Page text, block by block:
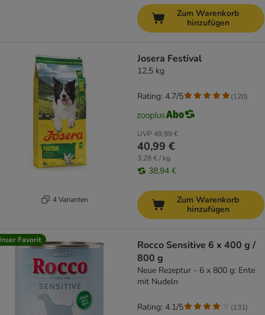
Zum Warenkorb
hinzufügen
4 Varianten
Josera Festival
12,5 kg
UVP 49,99 €
40,99 €
3,28 € / kg
38,94 €
Rating: 4.7/5 (120)
Zum Warenkorb
hinzufügen
Favorit
Rocco Sensitive 6 x 400 g /
800 g
Neue Rezeptur - 6 x 800 g: Ente
mit Nudeln
Rating: 4.1/5 (131)